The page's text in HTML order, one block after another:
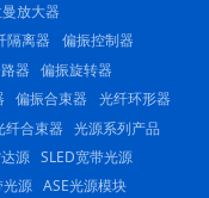
放大器
隔离器
偏振控制器
器
偏振旋转器
偏振合束器
光纤环形器
纤合束器
光源系列产品
源 SLED宽带光源
光源 ASE光源模块